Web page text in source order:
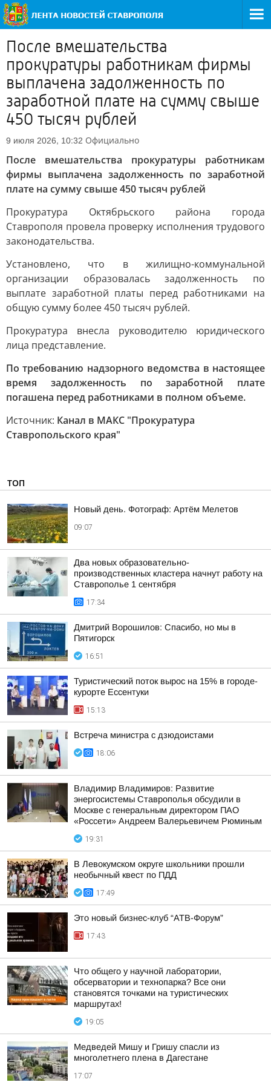
После вмешательства
прокуратуры работникам фирмы
выплачена задолженность по
заработной плате на сумму свыше
450 тысяч рублей
9 июля 2026, 10:32 Официально
После вмешательства прокуратуры работникам
фирмы выплачена задолженность по заработной
плате на сумму свыше 450 тысяч рублей
Прокуратура Октябрьского района города
Ставрополя провела проверку исполнения трудового
законодательства.
Установлено, что в жилищно-коммунальной
организации образовалась задолженность по
выплате заработной платы перед работниками на
общую сумму более 450 тысяч рублей.
Прокуратура внесла руководителю юридического
лица представление.
По требованию надзорного ведомства в настоящее
время задолженность по заработной плате
погашена перед работниками в полном объеме.
Источник: Канал в МАКС "Прокуратура
Ставропольского края"
ТОП
Новый день. Фотограф: Артём Мелетов
09:07
Два новых образовательно-
производственных кластера начнут работу на
Ставрополье 1 сентября
17:34
Дмитрий Ворошилов: Спасибо, но мы в
Пятигорск
16:51
Туристический поток вырос на 15% в городе-
курорте Ессентуки
15:13
Встреча министра с дзюдоистами
18:06
Владимир Владимиров: Развитие
энергосистемы Ставрополья обсудили в
Москве с генеральным директором ПАО
«Россети» Андреем Валерьевичем Рюминым
19:31
В Левокумском округе школьники прошли
необычный квест по ПДД
17:49
Это новый бизнес-клуб “АТВ-Форум”
17:43
Что общего у научной лаборатории,
обсерватории и технопарка? Все они
становятся точками на туристических
маршрутах!
19:05
Медведей Мишу и Гришу спасли из
многолетнего плена в Дагестане
17:07